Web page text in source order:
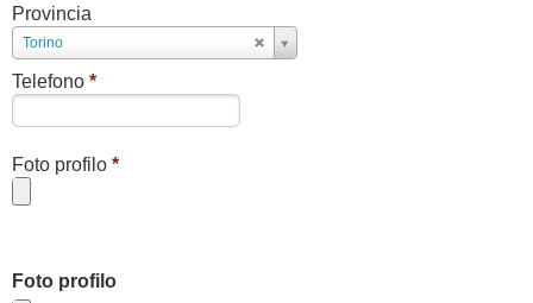
Provincia
Torino
Provincia
Telefono *
Foto profilo *
Foto profilo